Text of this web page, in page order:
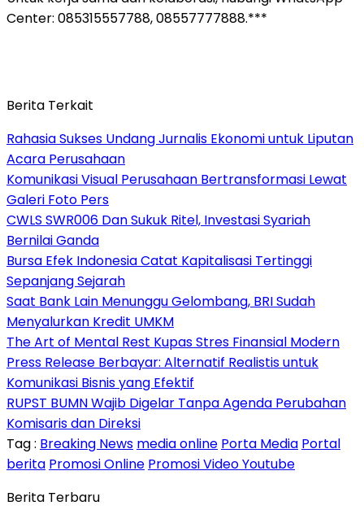
Center: 085315557788, 08557777888.***
Berita Terkait
Rahasia Sukses Undang Jurnalis Ekonomi untuk Liputan
Acara Perusahaan
Komunikasi Visual Perusahaan Bertransformasi Lewat
Galeri Foto Pers
CWLS SWR006 Dan Sukuk Ritel, Investasi Syariah
Bernilai Ganda
Bursa Efek Indonesia Catat Kapitalisasi Tertinggi
Sepanjang Sejarah
Saat Bank Lain Menunggu Gelombang, BRI Sudah
Menyalurkan Kredit UMKM
The Art of Mental Rest Kupas Stres Finansial Modern
Press Release Berbayar: Alternatif Realistis untuk
Komunikasi Bisnis yang Efektif
RUPST BUMN Wajib Digelar Tanpa Agenda Perubahan
Komisaris dan Direksi
Tag : Breaking News media online Porta Media Portal
berita Promosi Online Promosi Video Youtube
Berita Terbaru